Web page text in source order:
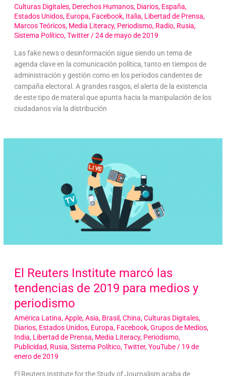
Culturas Digitales, Derechos Humanos, Diarios, España,
Estados Unidos, Europa, Facebook, Italia, Libertad de Prensa,
Marcos Teóricos, Media Literacy, Periodismo, Radio, Rusia,
Sistema Político,Twitter/24 de mayo de 2019
Las fake news o desinformación sigue siendo un tema de
agenda clave en la comunicación política, tanto en tiempos de
administración y gestión como en los períodos candentes de
campaña electoral. A grandes rasgos, el alerta de la existencia
de este tipo de materal que apunta hacia la manipulación de los
ciudadanos vía la distribución
El Reuters Institute marcó las
tendencias de 2019 para medios y
periodismo
América Latina,Apple,Asia, Brasil,China,Culturas Digitales,
Diarios, Estados Unidos, Europa, Facebook,Grupos de Medios,
India, Libertad de Prensa, Media Literacy, Periodismo,
Publicidad, Rusia,Sistema Político,Twitter,YouTube/ 19 de
enero de 2019
El Reuters Institute for the Study of Journalism acaba de